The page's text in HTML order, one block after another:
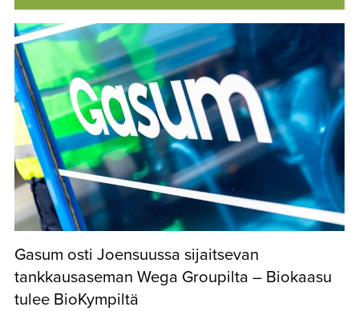
Gasum osti Joensuussa sijaitsevan
tankkausaseman Wega Groupilta – Biokaasu
tulee BioKympiltä